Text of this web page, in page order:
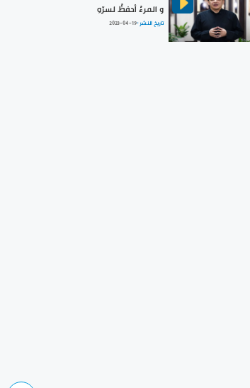
و المرءُ أحفظُ لسرّهِ
تاريخ النشر :2023-04-19